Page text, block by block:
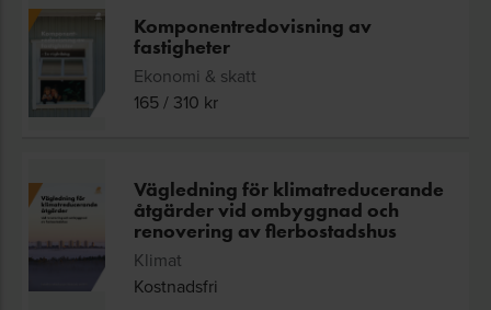
Komponentredovisning av
fastigheter
Ekonomi & skatt
165/ 310 kr
Vägledning för klimatreducerande
åtgärder vid ombyggnad och
renovering av flerbostadshus
Klimat
Kostnadsfri